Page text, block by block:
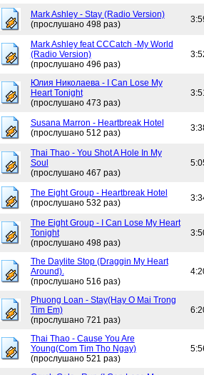
Mark Ashley - Stay (Radio Version)
(прослушано 498 раз)
Mark Ashley feat CCCatch -My World
(Radio Version)
(прослушано 496 раз)
Юлия Николаева - I Can Lose My
Heart Tonight
(прослушано 473 раз)
Susana Marron - Heartbreak Hotel
(прослушано 512 раз)
Thai Thao - You Shot A Hole In My
Soul
(прослушано 467 раз)
The Eight Group - Heartbreak Hotel
(прослушано 532 раз)
The Eight Group - I Can Lose My Heart
Tonight
(прослушано 498 раз)
The Daylite Stop (Draggin My Heart
Around).
(прослушано 516 раз)
Phuong Loan - Stay(Hay O Mai Trong
Tim Em)
(прослушано 721 раз)
Thai Thao - Cause You Are
Young(Com Tim Tho Ngay)
(прослушано 521 раз)